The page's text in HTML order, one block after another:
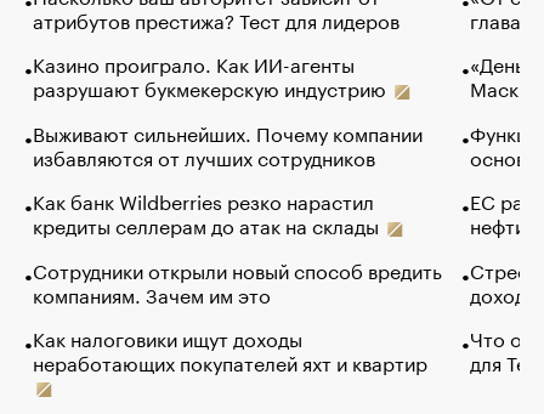
атрибутов престижа? Тест для лидеров
Казино проиграло. Как ИИ-агенты
разрушают букмекерскую индустрию
Выживают сильнейших. Почему компании
избавляются от лучших сотрудников
Как банк Wildberries резко нарастил
кредиты селлерам до атак на склады
Сотрудники открыли новый способ вредить
компаниям. Зачем им это
Как налоговики ищут доходы
неработающих покупателей яхт и квартир
глава
Маск в
основ
ЕС
нефти
Что
для